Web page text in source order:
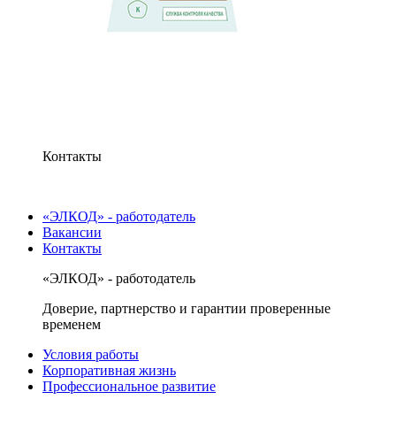
Контакты
«ЭЛКОД» - работодатель
Вакансии
Контакты
«ЭЛКОД» - работодатель
Доверие, партнерство и гарантии проверенные
временем
Условия работы
Корпоративная жизнь
Профессиональное развитие